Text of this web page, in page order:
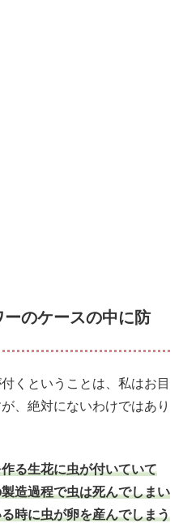
のケースの中に防
くということは、私はお目
、絶対にないわけではあり
る生花に虫が付いていて
造過程で虫は死んでしまい
時に虫が卵を産んでしまう